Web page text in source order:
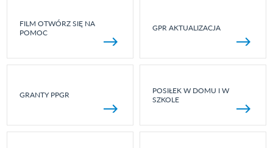
FILM OTWÓRZ SIĘ NA
POMOC
GPR AKTUALIZACJA
GRANTY PPGR
POSIŁEK W DOMU I W
SZKOLE